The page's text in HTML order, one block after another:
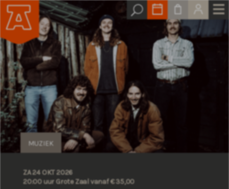
MUZIEK
ZA 24 OKT 2026
20:00 uur Grote Zaal vanaf € 35,00